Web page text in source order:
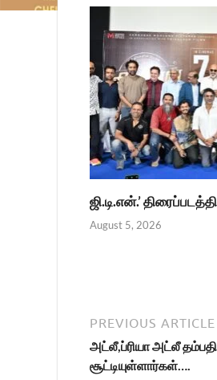
ஜி.டி.என்.’
August 5, 2026
PREVIOUS ARTICLE
அட்லீ,ப்ரியா அட்லீ
சூட்டியுள்ளார்கள்….